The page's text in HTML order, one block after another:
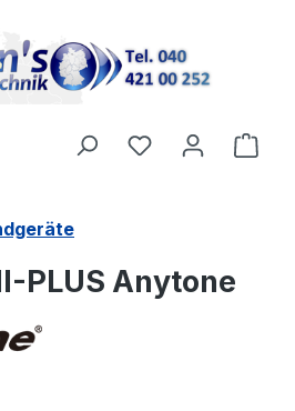
Du hast 0
PLUS Anytone